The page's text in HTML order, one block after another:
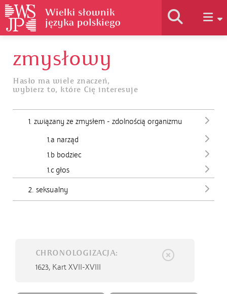
Historia słownika
Jak korzystać
Podstawy naukowe
zmysłowy
Hasło ma wiele znaczeń,
wybierz to, które Cię interesuje
1. związany ze zmysłem - zdolnością organizmu
1.a narząd
1.b bodziec
1.c głos
2. seksualny
CHRONOLOGIZACJA:
1623, Kart XVII-XVIII